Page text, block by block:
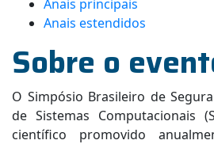
Anais principais
Anais estendidos
Sobre o
O Simpósio Brasileiro de
de Sistemas Computacionais
científico promovido